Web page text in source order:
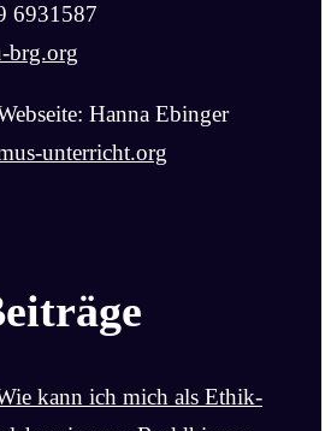
6931587
brg.org
Hanna Ebinger
unterricht.org
kann ich mich als Ethik-